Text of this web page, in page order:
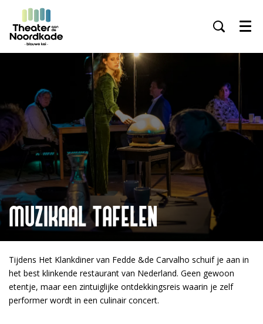
Menu
MUZIKAAL TAFELEN
Tijdens Het Klankdiner van Fedde &de Carvalho schuif je aan in
het best klinkende restaurant van Nederland. Geen gewoon
etentje, maar een zintuiglijke ontdekkingsreis waarin je zelf
performer wordt in een culinair concert.